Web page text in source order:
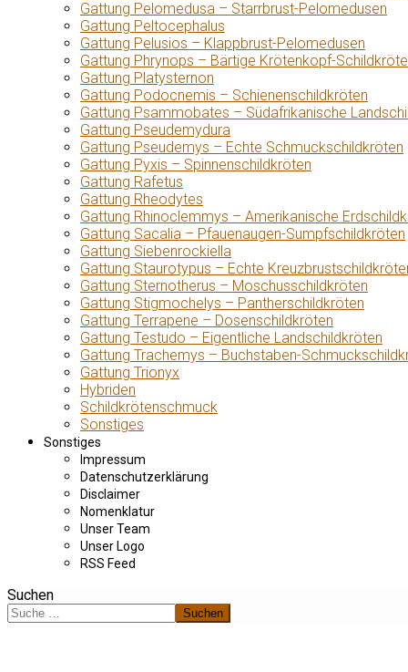
Gattung Pelomedusa – Starrbrust-Pelomedusen
Gattung Peltocephalus
Gattung Pelusios – Klappbrust-Pelomedusen
Gattung Phrynops – Bärtige Krötenkopf-
Gattung Platysternon
Gattung Podocnemis – Schienenschildkröten
Gattung Psammobates – Südafrikanische
Gattung Pseudemydura
Gattung Pseudemys – Echte Schmuckschildkröten
Gattung Pyxis – Spinnenschildkröten
Gattung Rafetus
Gattung Rheodytes
Gattung Rhinoclemmys – Amerikanische
Gattung Sacalia – Pfauenaugen-Sumpfschildkröten
Gattung Siebenrockiella
Gattung Staurotypus – Echte
Gattung Sternotherus – Moschusschildkröten
Gattung Stigmochelys – Pantherschildkröten
Gattung Terrapene – Dosenschildkröten
Gattung Testudo – Eigentliche Landschildkröten
Gattung Trachemys – Buchstaben-
Gattung Trionyx
Hybriden
Schildkrötenschmuck
Sonstiges
Sonstiges
Impressum
Datenschutzerklärung
Disclaimer
Nomenklatur
Unser Team
Unser Logo
RSS Feed
Suchen
Suchen